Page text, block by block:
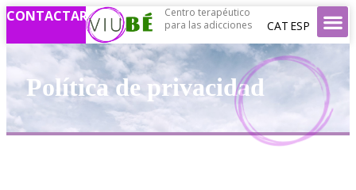
CONTACTAR
Centro terapéutico
para las adicciones
CAT ESP
Política de privacidad